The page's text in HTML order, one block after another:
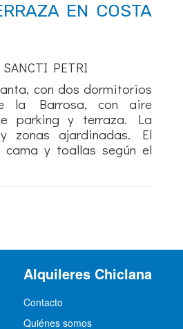
EN COSTA
PETRI
con dos dormitorios
la Barrosa, con aire
parking y terraza. La
zonas ajardinadas. El
y toallas según el
Alquileres Chiclana
Contacto
Quiénes somos